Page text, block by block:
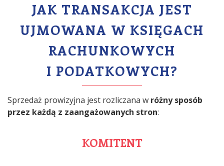
JAK TRANSAKCJA JEST
UJMOWANA W KSIĘGACH
RACHUNKOWYCH
I PODATKOWYCH?
Sprzedaż prowizyjna jest rozliczana w różny sposób
przez każdą z zaangażowanych stron:
KOMITENT